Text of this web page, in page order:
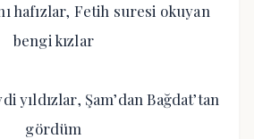
hafızlar, Fetih suresi okuyan
bengi kızlar
yıldızlar, Şam’dan Bağdat’tan
gördüm